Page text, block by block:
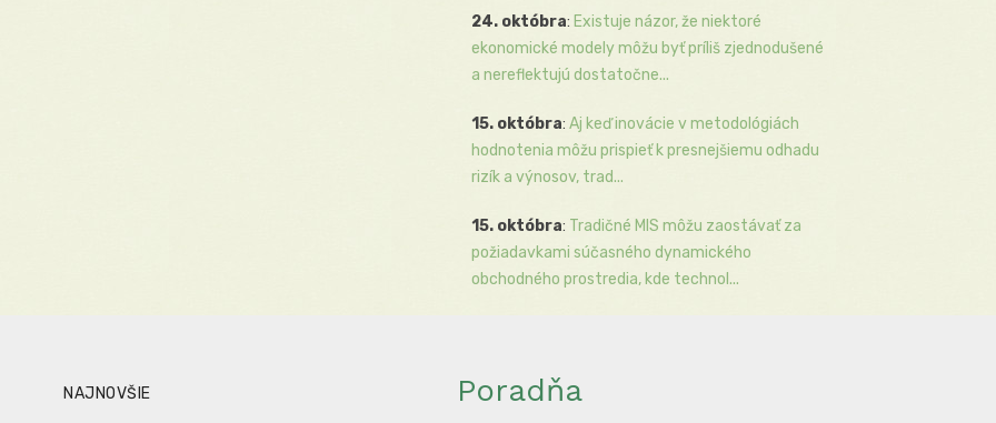
24. októbra: Existuje názor, že niektoré
ekonomické modely môžu byť príliš zjednodušené
a nereflektujú dostatočne...
15. októbra: Aj keď inovácie v metodológiách
hodnotenia môžu prispieť k presnejšiemu odhadu
rizík a výnosov, trad...
15. októbra: Tradičné MIS môžu zaostávať za
požiadavkami súčasného dynamického
obchodného prostredia, kde technol...
NAJNOVŠIE Poradňa